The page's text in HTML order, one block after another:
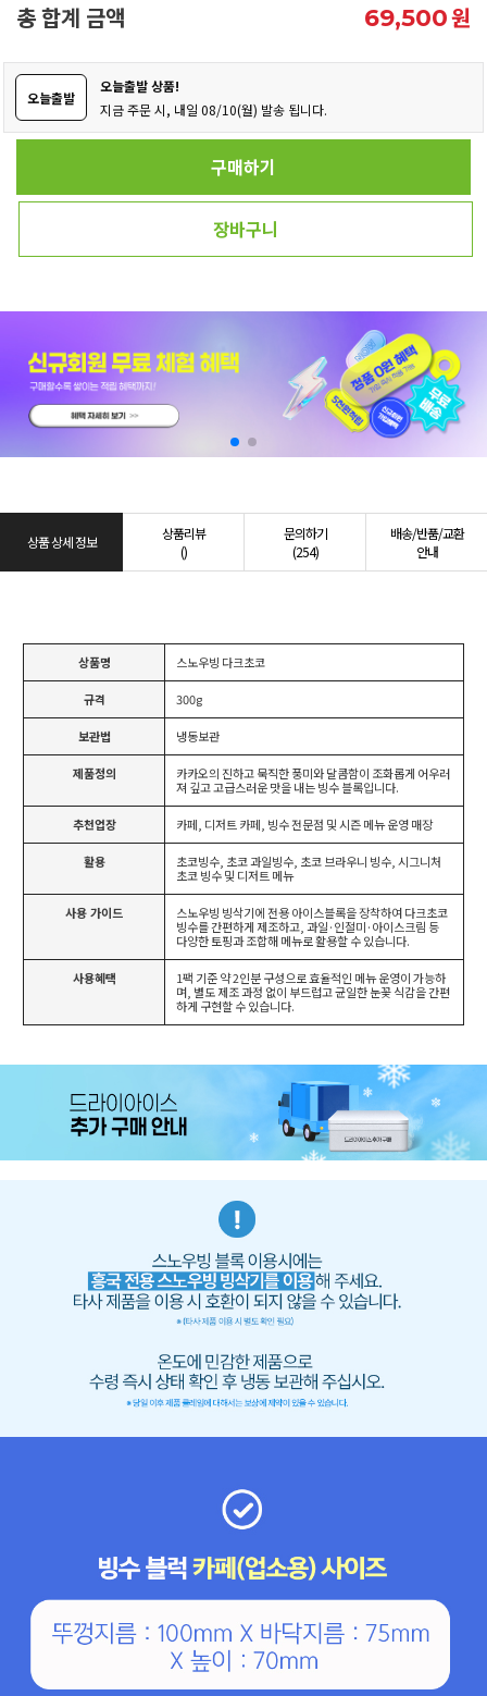
총 합계 금액 69,500원
오늘출발
오늘출발 상품!
지금 주문 시, 내일 08/10(월) 발송 됩니다.
구매하기
장바구니
상품 상세 정보
상품리뷰
()
문의하기
(254)
배송/반품/교환
안내
상품명 스노우빙 다크초코
규격 300g
보관법 냉동보관
제품정의
카카오의 진하고 묵직한 풍미와 달콤함이 조화롭게 어우러
져 깊고 고급스러운 맛을 내는 빙수 블록입니다.
추천업장 카페, 디저트 카페, 빙수 전문점 및 시즌 메뉴 운영 매장
활용
초코빙수, 초코 과일빙수, 초코 브라우니 빙수, 시그니처
초코 빙수 및 디저트 메뉴
사용 가이드
스노우빙 빙삭기에 전용 아이스블록을 장착하여 다크초코
빙수를 간편하게 제조하고, 과일·인절미·아이스크림 등
다양한 토핑과 조합해 메뉴로 활용할 수 있습니다.
사용혜택
1팩 기준 약 2인분 구성으로 효율적인 메뉴 운영이 가능하
며, 별도 제조 과정 없이 부드럽고 균일한 눈꽃 식감을 간편
하게 구현할 수 있습니다.